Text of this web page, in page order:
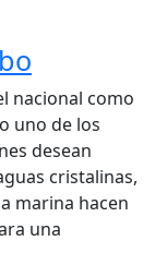
nacional como
uno de los
desean
cristalinas,
marina hacen
una